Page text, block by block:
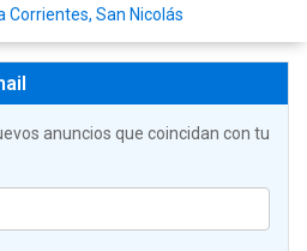
Corrientes, San Nicolás
anuncios que coincidan con tu